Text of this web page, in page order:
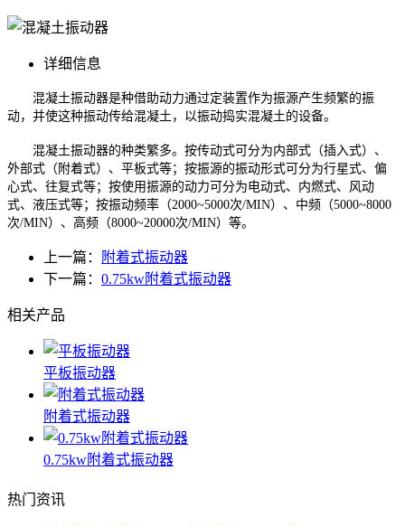
详细信息
混凝土振动器是种借助动力通过定装置作为振源产生频繁的振
动，并使这种振动传给混凝土，以振动捣实混凝土的设备。
混凝土振动器的种类繁多。按传动式可分为内部式（插入式）、
外部式（附着式）、平板式等；按振源的振动形式可分为行星式、偏
心式、往复式等；按使用振源的动力可分为电动式、内燃式、风动
式、液压式等；按振动频率（2000~5000次/MIN）、中频（5000~8000
次/MIN）、高频（8000~20000次/MIN）等。
上一篇：
附着式振动器
下一篇： 0.75kw附着式振动器
相关产品
平板振动器
附着式振动器
0.75kw附着式振动器
热门资讯